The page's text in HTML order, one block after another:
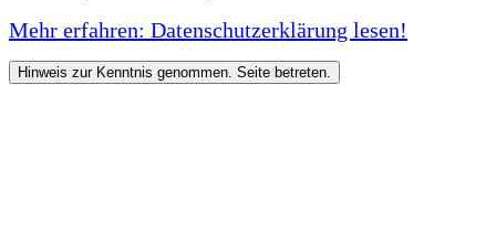
Mehr erfahren: Datenschutzerklärung lesen!
Hinweis zur Kenntnis genommen. Seite betreten.